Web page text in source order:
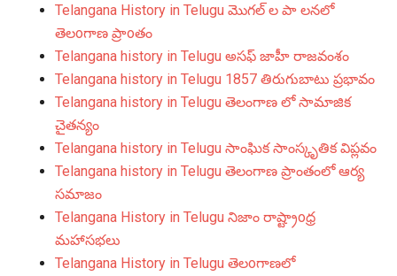
Telangana History in Telugu మొగల్ ల పా లనలో
తెలoగాణ ప్రాoతం
Telangana history in Telugu అసఫ్ జాహీ రాజవంశం
Telangana history in Telugu 1857 తిరుగుబాటు ప్రభావం
Telangana history in Telugu తెలంగాణ లో సామాజిక
చైతన్యం
Telangana history in Telugu సాంఘిక సాంస్కృతిక విప్లవం
Telangana history in Telugu తెలంగాణ ప్రాంతంలో ఆర్య
సమాజం
Telangana History in Telugu నిజాం రాష్ట్రాoధ్ర
మహాసభలు
Telangana History in Telugu తెలoగాణలో